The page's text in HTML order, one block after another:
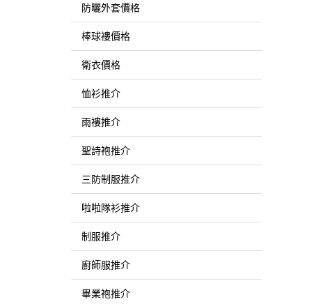
防曬外套價格
棒球褸價格
衛衣價格
恤衫推介
雨褸推介
聖詩袍推介
三防制服推介
啦啦隊衫推介
制服推介
廚師服推介
畢業袍推介